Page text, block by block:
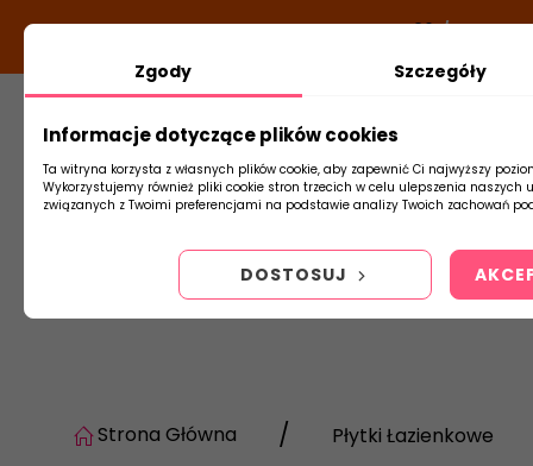
DODATKOWY RABAT Z KODEM:NEWLOOK26/
Płytki
Strona Główna Płytki Łazienkowe
Zgody Szczegóły
Informacje dotyczące plików cookies
Ta witryna korzysta z własnych plików cookie, aby zapewnić Ci najwyższy
Wykorzystujemy również pliki cookie stron trzecich w celu ulepszenia
związanych z Twoimi preferencjami na podstawie analizy Twoich zachowań
DOSTOSUJ